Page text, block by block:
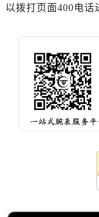
以拨打页面400电话